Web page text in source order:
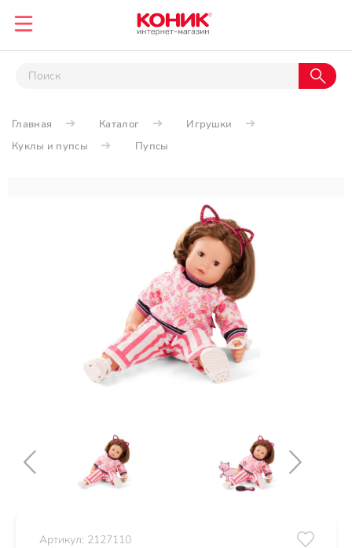
Главная Каталог
Игрушки
Куклы и пупсы
Пупсы
Артикул: 2127110